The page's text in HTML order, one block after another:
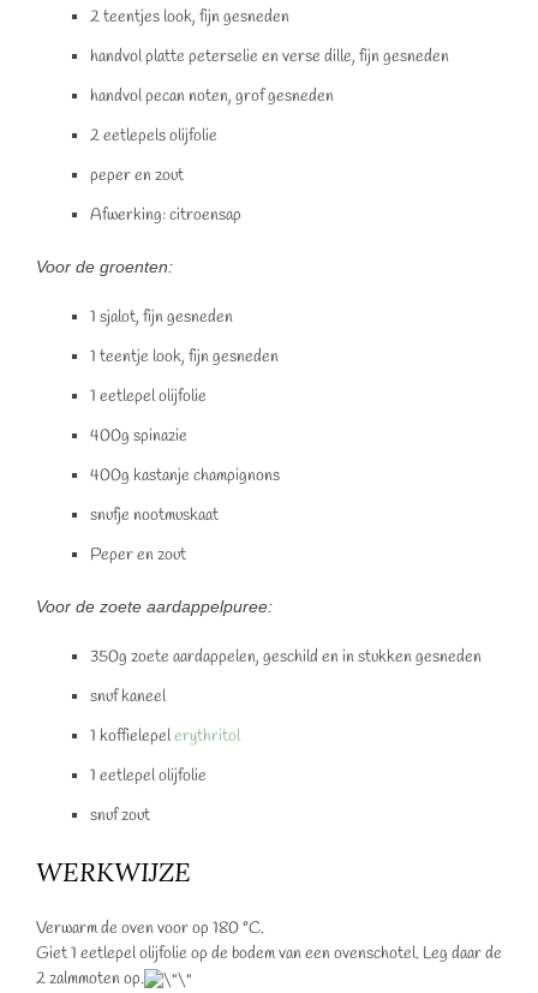
2 teentjes look, fijn gesneden
handvol platte peterselie en verse dille, fijn gesneden
handvol pecan noten, grof gesneden
2 eetlepels olijfolie
peper en zout
Afwerking: citroensap
Voor de groenten:
1 sjalot, fijn gesneden
1 teentje look, fijn gesneden
1 eetlepel olijfolie
400g spinazie
400g kastanje champignons
snufje nootmuskaat
Peper en zout
Voor de zoete aardappelpuree:
350g zoete aardappelen, geschild en in stukken gesneden
snuf kaneel
1 koffielepelerythritol
1 eetlepel olijfolie
snuf zout
WERKWIJZE
Verwarm de oven voor op 180 °C.
Giet 1 eetlepel olijfolie op de bodem van een ovenschotel. Leg daar de
2 zalmmoten op.